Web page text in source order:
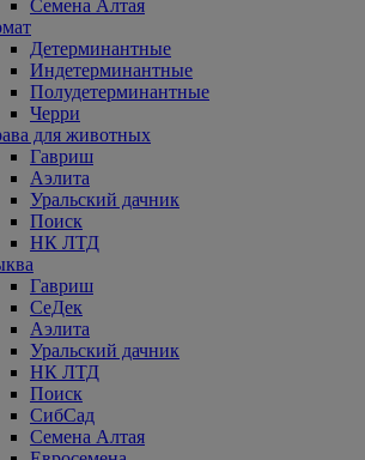
Семена Алтая
Детерминантные
Индетерминантные
Полудетерминантные
Черри
для животных
Гавриш
Аэлита
Уральский дачник
Поиск
НК ЛТД
Гавриш
СеДек
Аэлита
Уральский дачник
НК ЛТД
Поиск
СибСад
Семена Алтая